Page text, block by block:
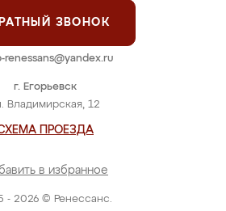
- 2026 © Ренессанс.
г. Егорьевск
Владимирская, 12
ПРОЕЗДА
в избранное
ЗВОНОК
renessans@yandex.ru